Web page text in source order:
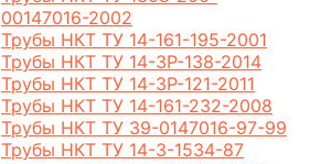
00147016-2002
Трубы НКТ ТУ 14-161-195-2001
Трубы НКТ ТУ 14-3Р-138-2014
Трубы НКТ ТУ 14-3Р-121-2011
Трубы НКТ ТУ 14-161-232-2008
Трубы НКТ ТУ 39-0147016-97-99
Трубы НКТ ТУ 14-3-1534-87